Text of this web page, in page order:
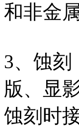
和非金
3、蚀刻
版、显
蚀刻时